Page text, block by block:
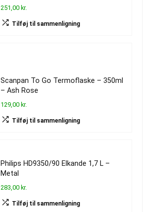
251,00 kr.
Tilføj til sammenligning
Scanpan To Go Termoflaske – 350ml
– Ash Rose
129,00 kr.
Tilføj til sammenligning
Philips HD9350/90 Elkande 1,7 L –
Metal
283,00 kr.
Tilføj til sammenligning